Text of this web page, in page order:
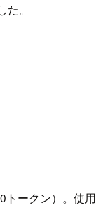
。
トークン）。使用